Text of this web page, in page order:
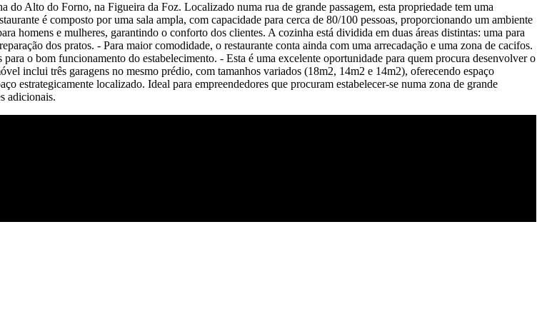
Alto do Forno, na Figueira da Foz. Localizado numa rua de grande passagem, esta propriedade tem uma
é composto por uma sala ampla, com capacidade para cerca de 80/100 pessoas, proporcionando um ambiente
homens e mulheres, garantindo o conforto dos clientes. A cozinha está dividida em duas áreas distintas: uma para
dos pratos. - Para maior comodidade, o restaurante conta ainda com uma arrecadação e uma zona de cacifos.
o bom funcionamento do estabelecimento. - Esta é uma excelente oportunidade para quem procura desenvolver o
inclui três garagens no mesmo prédio, com tamanhos variados (18m2, 14m2 e 14m2), oferecendo espaço
estrategicamente localizado. Ideal para empreendedores que procuram estabelecer-se numa zona de grande
adicionais.